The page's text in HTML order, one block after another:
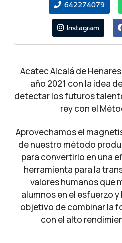
642274079
Instagram
Acatec Alcalá de
año 2021 con la idea
detectar los futuros
rey con el
Aprovechamos el
de nuestro método
para convertirlo en una
herramienta para la
valores humanos que
alumnos en el esfuerzo
objetivo de combinar la
con el alto